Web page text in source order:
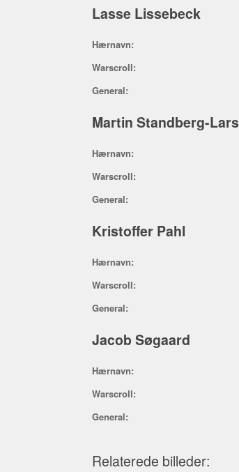
Lasse Lissebeck
Hærnavn:
Warscroll:
General:
Martin Standberg-
Hærnavn:
Warscroll:
General:
Kristoffer Pahl
Hærnavn:
Warscroll:
General:
Jacob Søgaard
Hærnavn:
Warscroll:
General:
Relaterede billeder: